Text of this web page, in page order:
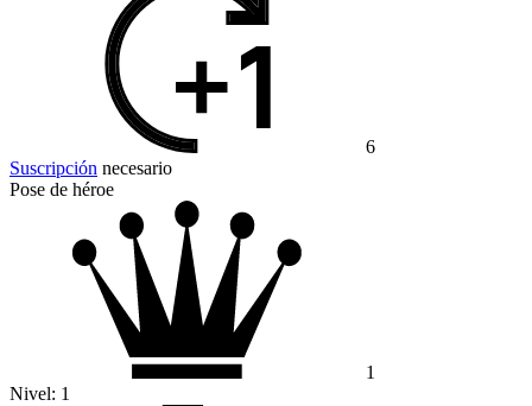
6
Suscripción necesario
Pose de héroe
1
Nivel: 1